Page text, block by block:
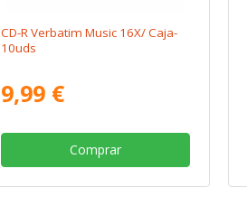
CD-R Verbatim Music 16X/ Caja-
10uds
9,99 €
Comprar